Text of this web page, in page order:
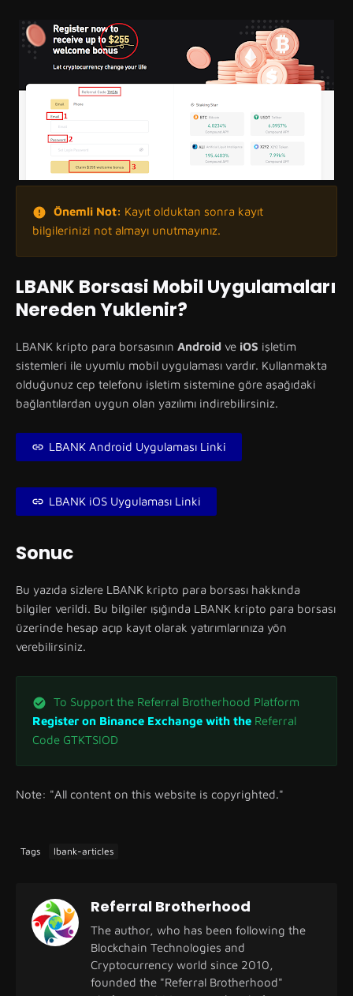
Önemli Not: Kayıt olduktan sonra kayıt
bilgilerinizi not almayı unutmayınız.
LBANK Borsasi Mobil Uygulamaları
Nereden Yuklenir?
LBANK kripto para borsasının Android ve iOS işletim
sistemleri ile uyumlu mobil uygulaması vardır. Kullanmakta
olduğunuz cep telefonu işletim sistemine göre aşağıdaki
bağlantılardan uygun olan yazılımı indirebilirsiniz.
LBANK Android Uygulaması Linki
LBANK iOS Uygulaması Linki
Sonuc
Bu yazıda sizlere LBANK kripto para borsası hakkında
bilgiler verildi. Bu bilgiler ışığında LBANK kripto para borsası
üzerinde hesap açıp kayıt olarak yatırımlarınıza yön
verebilirsiniz.
To Support the Referral Brotherhood Platform
Register on Binance Exchange with the Referral
Code GTKTSIOD
Note: "All content on this website is copyrighted."
Tags lbank-articles
Referral Brotherhood
The author, who has been following the
Blockchain Technologies and
Cryptocurrency world since 2010,
founded the "Referral Brotherhood"